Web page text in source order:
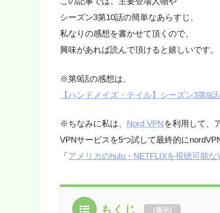
シーズン3第10話の簡単なあらすじ、
私なりの感想を書かせて頂くので、
興味があれば読んで頂けると嬉しいです。
※第9話の感想は、
【ハンドメイズ・テイル】シーズン3第9
※ちなみに私は、 Nord VPN を利用して、
VPNサービスを5つ試して最終的に
「 アメリカのhulu ・ NETFLIXを視聴可能な
もくじ [表示]